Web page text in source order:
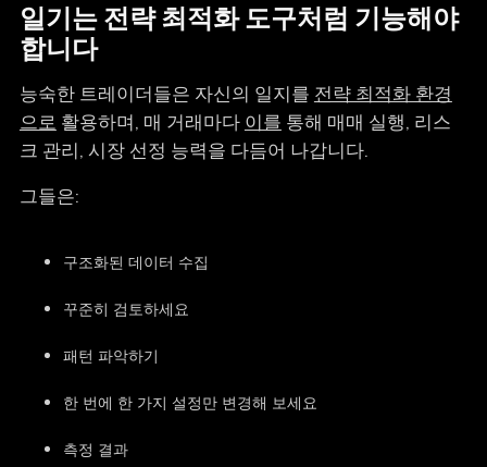
일기는 전략 최적화 도구처럼 기능해야
합니다
능숙한 트레이더들은 자신의 일지를 전략 최적화 환경
으로 활용하며, 매 거래마다 이를 통해 매매 실행, 리스
크 관리, 시장 선정 능력을 다듬어 나갑니다.
그들은:
구조화된 데이터 수집
꾸준히 검토하세요
패턴 파악하기
한 번에 한 가지 설정만 변경해 보세요
측정 결과